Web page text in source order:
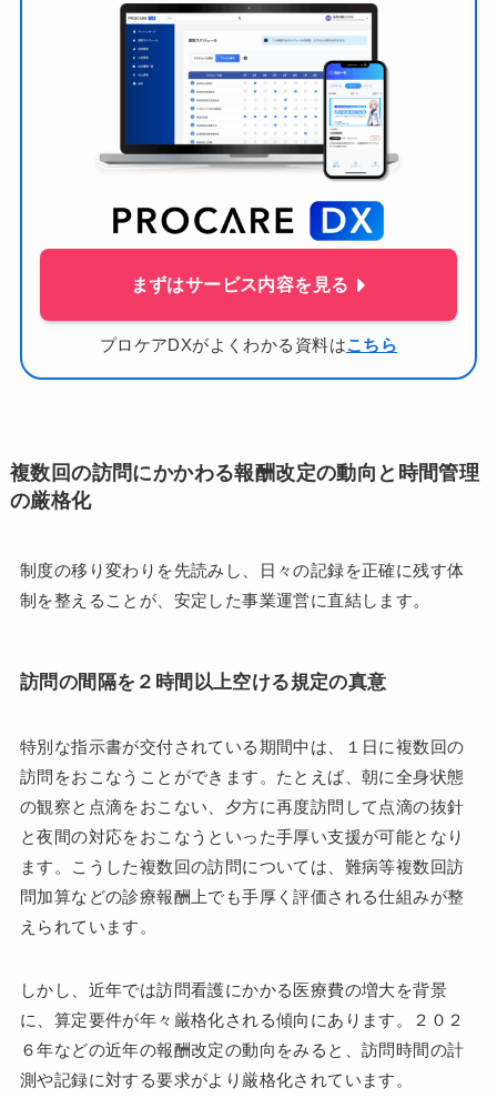
まずはサービス内容を見る
プロケアDXがよくわかる資料はこちら
複数回の訪問にかかわる報酬改定の動向と時間管理
の厳格化
制度の移り変わりを先読みし、日々の記録を正確に残す体
制を整えることが、安定した事業運営に直結します。
訪問の間隔を２時間以上空ける規定の真意
特別な指示書が交付されている期間中は、１日に複数回の
訪問をおこなうことができます。たとえば、朝に全身状態
の観察と点滴をおこない、夕方に再度訪問して点滴の抜針
と夜間の対応をおこなうといった手厚い支援が可能となり
ます。こうした複数回の訪問については、難病等複数回訪
問加算などの診療報酬上でも手厚く評価される仕組みが整
えられています。
しかし、近年では訪問看護にかかる医療費の増大を背景
に、算定要件が年々厳格化される傾向にあります。２０２
６年などの近年の報酬改定の動向をみると、訪問時間の計
測や記録に対する要求がより厳格化されています。